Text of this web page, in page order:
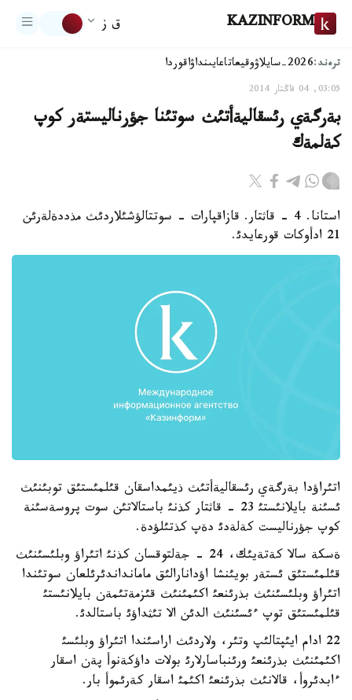
KAZINFORM ق ز
ترەند:2026-سايلاۋ وقيعاتاعايىنداۋاقوردا
03:05, 04 قاڭتار 2014
بةرگةي رئسقاليةأتئث سوتئنا جؤرناليستةر كوپ
كةلمةك
استانا. 4 - قاثتار. قازاقپارات - سوتتالؤشئلاردئث مذددةلةرئن
21 ادأوكات قورعايدئ.
اتئراؤدا بةرگةي رئسقاليةأتئث ذيئمداسقان قئلمئستئق توبئنئث
ئسئنة بايلانئستئ 23 - قاثتار كذنئ باستالاتئن سوت پروسةسئنة
كوپ جؤرناليست كةلةدئ دةپ كذتئلؤدة.
ةسكة سالا كةتةيئك، 24 - جةلتوقسان كذنئ اتئراؤ وبلئسئنئث
قئلمئستئق ئستةر بويئنشا اؤدانارالئق مامانداندئرئلعان سوتئندا
اتئراؤ وبلئسئنئث بذرئنعئ اكئمئنئث قئزمةتئمةن بايلانئستئ
قئلمئستئق توپ ءئسئنئث الدئن الا تئثداؤئ باستالدئ.
22 ادام ايئپتالئپ وتئر، ولاردئث اراسئندا اتئراؤ وبلئسئ
اكئمئنئث بذرئنعئ ورئنباسارلارئ بولات داؤكةنوأ پةن اسقار
ءابدئروأ، قالانئث بذرئنعئ اكئمئ اسقار كةرئموأ بار.